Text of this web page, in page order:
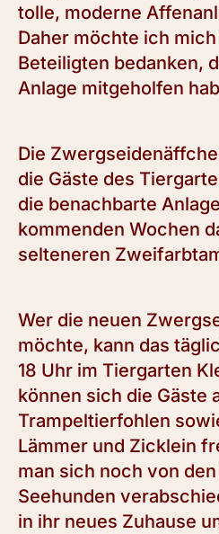
tolle, moderne
Daher möchte ich
Beteiligten bedanken,
Anlage mitgeholfen
Die
die Gäste des
die benachbarte
kommenden Wochen
selteneren
Wer die neuen
möchte, kann das
18 Uhr im Tiergarten
können sich die Gäste
Trampeltierfohlen
Lämmer und Zicklein
man sich noch von
Seehunden
in ihr neues Zuhause